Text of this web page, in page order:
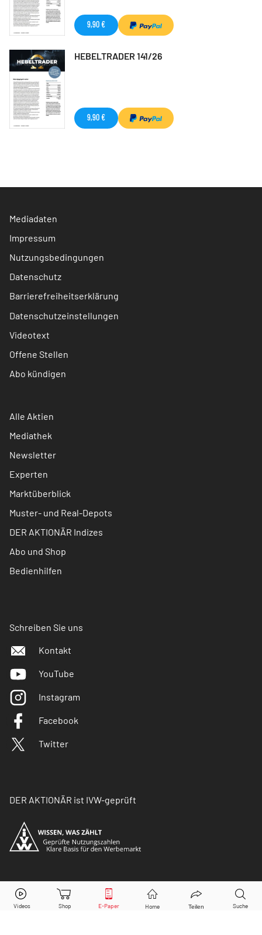
9,90 €
HEBELTRADER 141/26
9,90 €
Mediadaten
Impressum
Nutzungsbedingungen
Datenschutz
Barrierefreiheitserklärung
Datenschutzeinstellungen
Videotext
Offene Stellen
Abo kündigen
Alle Aktien
Mediathek
Newsletter
Experten
Marktüberblick
Muster- und Real-Depots
DER AKTIONÄR Indizes
Abo und Shop
Bedienhilfen
Schreiben Sie uns
Kontakt
YouTube
Instagram
Facebook
Twitter
DER AKTIONÄR ist IVW-geprüft
© Copyright 2026 Börsenmedien AG. Alle Rechte